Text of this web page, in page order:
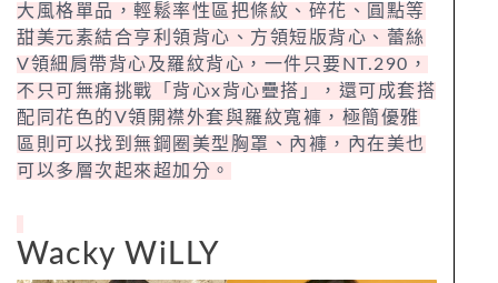
大風格單品，輕鬆率性區把條紋、碎花、圓點等
甜美元素結合亨利領背心、方領短版背心、蕾絲
V領細肩帶背心及羅紋背心，一件只要NT.290，
不只可無痛挑戰「背心x背心疊搭」，還可成套搭
配同花色的V領開襟外套與羅紋寬褲，極簡優雅
區則可以找到無鋼圈美型胸罩、內褲，內在美也
可以多層次起來超加分。
Wacky WiLLY